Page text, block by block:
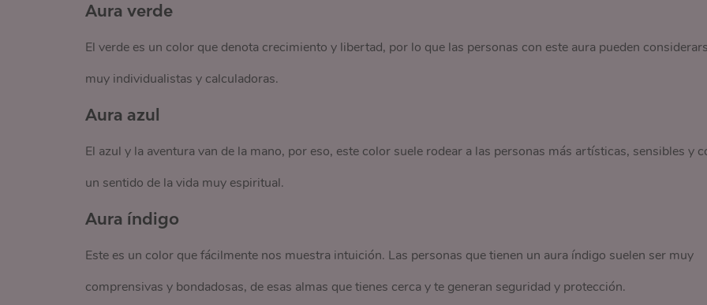
Aura verde
El verde es un color que denota crecimiento y libertad, por lo que las personas con este aura pueden
muy individualistas y calculadoras.
Aura azul
El azul y la aventura van de la mano, por eso, este color suele rodear a las personas más artísticas, sensibles y
un sentido de la vida muy espiritual.
Aura índigo
Este es un color que fácilmente nos muestra intuición. Las personas que tienen un aura índigo suelen ser muy
comprensivas y bondadosas, de esas almas que tienes cerca y te generan seguridad y protección.